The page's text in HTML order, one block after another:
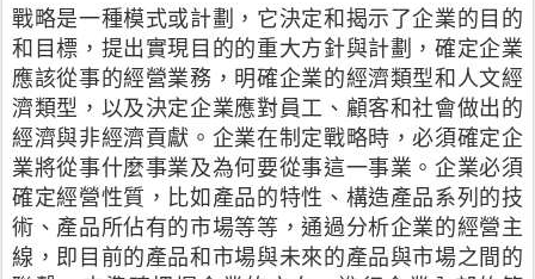
戰略是一種模式或計劃，它決定和揭示了企業的目的
和目標，提出實現目的的重大方針與計劃，確定企業
應該從事的經營業務，明確企業的經濟類型和人文經
濟類型，以及決定企業應對員工、顧客和社會做出的
經濟與非經濟貢獻。企業在制定戰略時，必須確定企
業將從事什麼事業及為何要從事這一事業。企業必須
確定經營性質，比如產品的特性、構造產品系列的技
術、產品所佔有的市場等等，通過分析企業的經營主
線，即目前的產品和市場與未來的產品與市場之間的